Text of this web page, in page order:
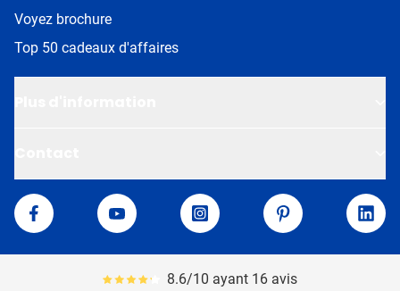
Voyez brochure
Top 50 cadeaux d'affaires
Van Helden
Facebook
YouTube Instagram Pinterest
Le pourcentage moyen d'avis est de 86
8.6/10 ayant 16 avis